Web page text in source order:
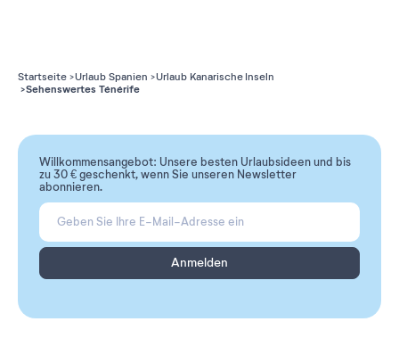
Startseite Urlaub Spanien Urlaub Kanarische Inseln
Sehenswertes Ténérife
Willkommensangebot: Unsere besten Urlaubsideen und bis
zu 30 € geschenkt, wenn Sie unseren Newsletter
abonnieren.
Anmelden